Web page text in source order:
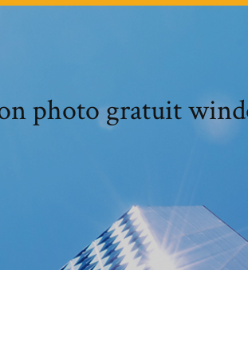
photo gratuit